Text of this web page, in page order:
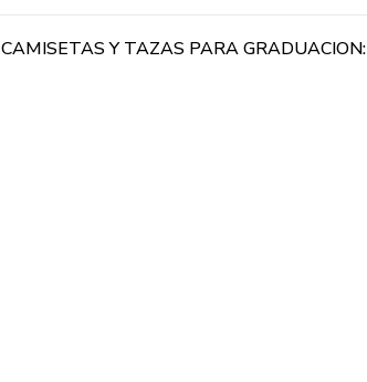
Y TAZAS PARA GRADUACION: